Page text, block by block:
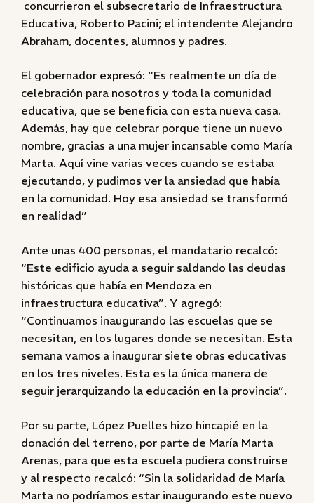
concurrieron el subsecretario de Infraestructura
Educativa, Roberto Pacini; el intendente Alejandro
Abraham, docentes, alumnos y padres.
El gobernador expresó: “Es realmente un día de
celebración para nosotros y toda la comunidad
educativa, que se beneficia con esta nueva casa.
Además, hay que celebrar porque tiene un nuevo
nombre, gracias a una mujer incansable como María
Marta. Aquí vine varias veces cuando se estaba
ejecutando, y pudimos ver la ansiedad que había
en la comunidad. Hoy esa ansiedad se transformó
en realidad”
Ante unas 400 personas, el mandatario recalcó:
“Este edificio ayuda a seguir saldando las deudas
históricas que había en Mendoza en
infraestructura educativa”. Y agregó:
“Continuamos inaugurando las escuelas que se
necesitan, en los lugares donde se necesitan. Esta
semana vamos a inaugurar siete obras educativas
en los tres niveles. Esta es la única manera de
seguir jerarquizando la educación en la provincia”.
Por su parte, López Puelles hizo hincapié en la
donación del terreno, por parte de María Marta
Arenas, para que esta escuela pudiera construirse
y al respecto recalcó: “Sin la solidaridad de María
Marta no podríamos estar inaugurando este nuevo